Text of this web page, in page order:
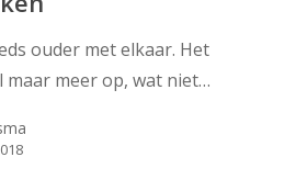
ouder met elkaar. Het
maar meer op, wat niet…